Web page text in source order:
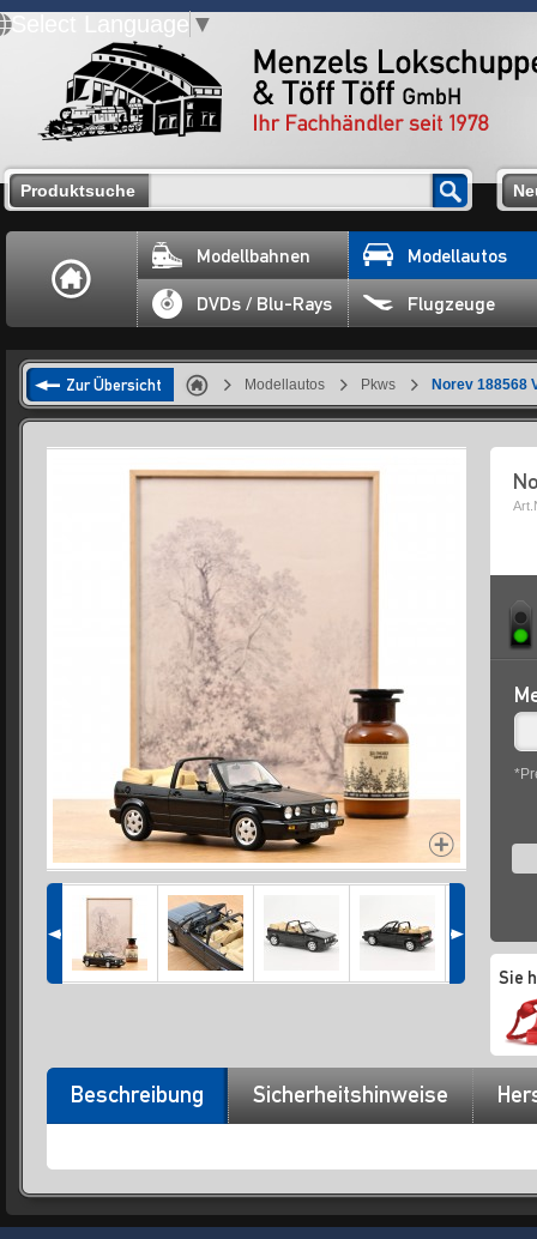
Select Language ▼
Produktsuche
Modellbahnen Modellautos
DVDs / Blu-Rays Flugzeuge
Zur Übersicht Modellautos Pkws Norev 188568
Sie
Beschreibung Sicherheitshinweise